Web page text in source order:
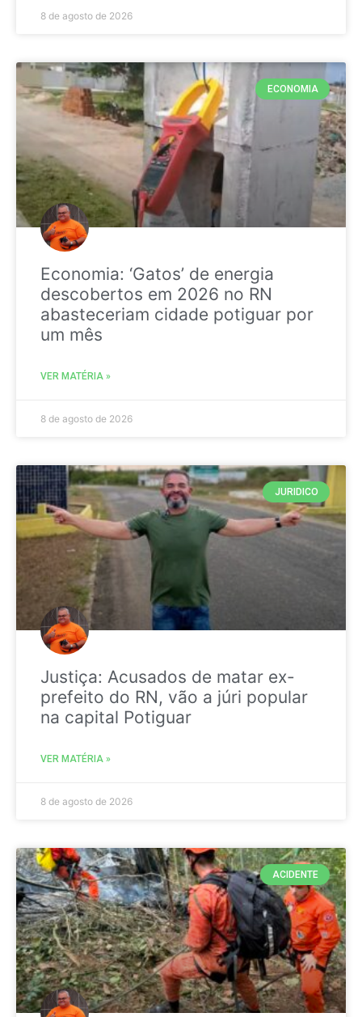
8 de agosto de 2026
ECONOMIA
Economia: ‘Gatos’ de energia
descobertos em 2026 no RN
abasteceriam cidade potiguar por
um mês
VER MATÉRIA »
8 de agosto de 2026
JURIDICO
Justiça: Acusados de matar ex-
prefeito do RN, vão a júri popular
na capital Potiguar
VER MATÉRIA »
8 de agosto de 2026
ACIDENTE